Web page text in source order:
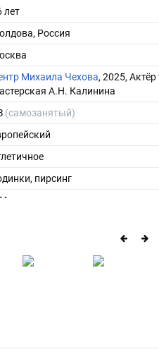
лет
Россия
Михаила Чехова, 2025,
А.Н. Калинина
(самозанятый)
пирсинг